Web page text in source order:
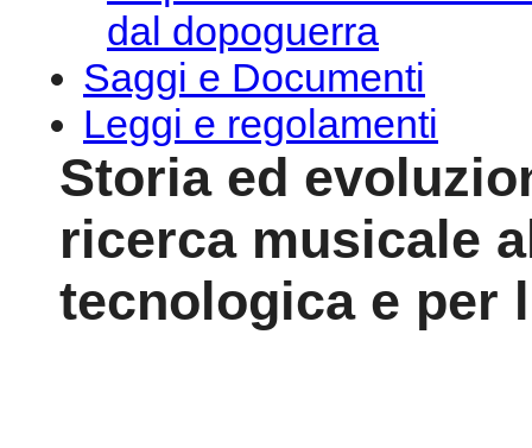
dal dopoguerra
Saggi e Documenti
Leggi e regolamenti
Storia ed
ricerca musicale
tecnologica e per